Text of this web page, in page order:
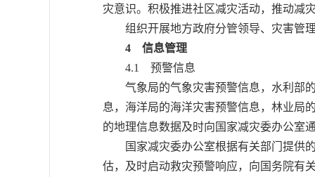
灾意识。积极推进社区减灾活动，推动减
组织开展地方政府分管领导、灾害管理
4 信息管理
4.1 预警信息
气象局的气象灾害预警信息，水利部的
息，海洋局的海洋灾害预警信息，林业局
的地理信息数据及时向国家减灾委办公室
国家减灾委办公室根据有关部门提供的
估，及时启动救灾预警响应，向国务院有